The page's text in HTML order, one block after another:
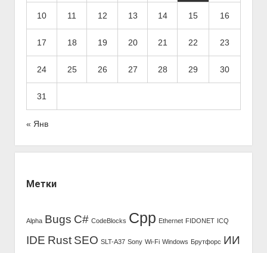
10 11 12 13 14 15 16
17 18 19 20 21 22 23
24 25 26 27 28 29 30
31
« Янв
Метки
Alpha Bugs C# CodeBlocks Cpp Ethernet FIDONET ICQ
IDE Rust SEO SLT-A37 Sony Wi-Fi Windows Брутфорс ИИ